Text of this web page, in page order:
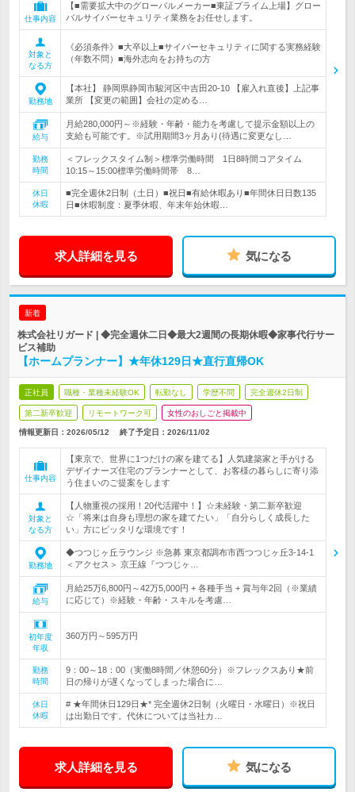
仕事内容
【■需要拡大中のグローバルメーカー■東証プライム上場】グロー
バルサイバーセキュリティ業務をお任せします。
対象と
なる方
《必須条件》■大卒以上■サイバーセキュリティに関する実務経験
（年数不問）■海外志向をお持ちの方
勤務地
【本社】 静岡県静岡市駿河区中吉田20-10 【雇入れ直後】上記事
業所 【変更の範囲】会社の定める…
給与
月給280,000円～※経験・年齢・能力を考慮して提示金額以上の
支給も可能です。※試用期間3ヶ月あり(待遇に変更なし…
勤務
時間
＜フレックスタイム制＞標準労働時間 1日8時間コアタイム
10:15～15:00標準労働時間帯 8…
休日
休暇
■完全週休2日制（土日）■祝日■有給休暇あり■年間休日日数135
日■休暇制度：夏季休暇、年末年始休暇…
求人詳細を見る 気になる
新着
株式会社リガード | ◆完全週休二日◆最大2週間の長期休暇◆家事代行サー
ビス補助
【ホームプランナー】★年休129日★直行直帰OK
正社員 職種・業種未経験OK 転勤なし 学歴不問 完全週休2日制
第二新卒歓迎 リモートワーク可 女性のおしごと掲載中
情報更新日：2026/05/12 終了予定日： 2026/11/02
仕事内容
【東京で、世界に1つだけの家を建てる】人気建築家と手がける
デザイナーズ住宅のプランナーとして、お客様の暮らしに寄り添
う住まいのご提案をします
対象と
なる方
【人物重視の採用！20代活躍中！】☆未経験・第二新卒歓迎
☆「将来は自身も理想の家を建てたい」「自分らしく成長した
い」方にピッタリな環境です！
勤務地
◆つつじヶ丘ラウンジ ※急募 東京都調布市西つつじヶ丘3-14-1
＜アクセス＞ 京王線『つつじヶ…
給与
月給25万6,800円～42万5,000円 + 各種手当 + 賞与年2回（※業績
に応じて）※経験・年齢・スキルを考慮…
初年度
年収
360万円～595万円
勤務
時間
9：00～18：00（実働8時間／休憩60分）※フレックスあり★前
日の帰りが遅くなってしまった場合に…
休日
休暇
# ★年間休日129日★* 完全週休2日制（火曜日・水曜日）※祝日
は出勤日です。代休については当社カ…
求人詳細を見る 気になる